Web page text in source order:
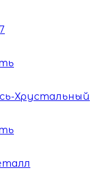
Хрустальный